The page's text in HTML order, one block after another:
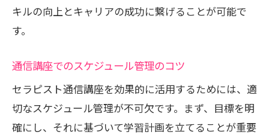
キルの向上とキャリアの成功に繋げることが可能で
す。
通信講座でのスケジュール管理のコツ
セラピスト通信講座を効果的に活用するためには、適
切なスケジュール管理が不可欠です。まず、目標を明
確にし、それに基づいて学習計画を立てることが重要